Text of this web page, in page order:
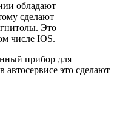
обладают
сделают
Это
числе IOS.
прибор для
это сделают